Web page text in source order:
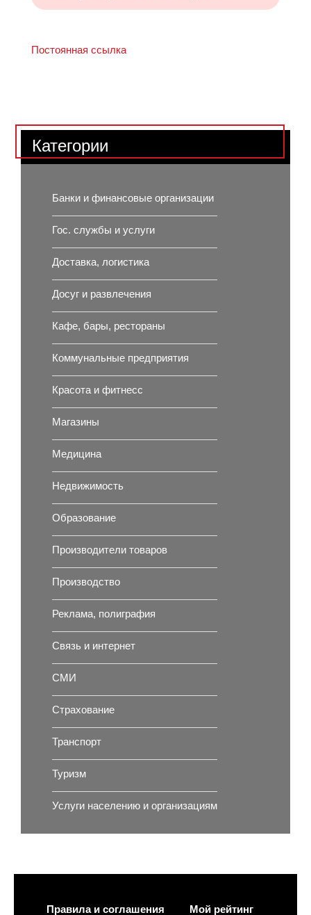
Постоянная ссылка
Категории
Банки и финансовые организации
Гос. службы и услуги
Доставка, логистика
Досуг и развлечения
Кафе, бары, рестораны
Коммунальные предприятия
Красота и фитнесс
Магазины
Медицина
Недвижимость
Образование
Производители товаров
Производство
Реклама, полиграфия
Связь и интернет
СМИ
Страхование
Транспорт
Туризм
Услуги населению и организациям
Правила и соглашения Мой рейтинг